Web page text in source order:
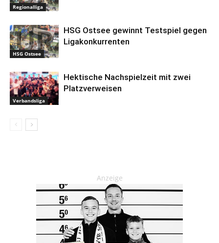
Regionalliga
HSG Ostsee
HSG Ostsee gewinnt Testspiel gegen
Ligakonkurrenten
Verbandsliga
Hektische Nachspielzeit mit zwei
Platzverweisen
Anzeige